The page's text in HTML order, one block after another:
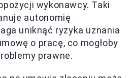
wykonawcy. Taki
autonomię
uniknąć ryzyka uznania
o pracę, co mogłoby
prawne.